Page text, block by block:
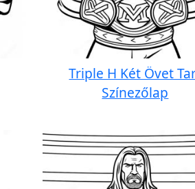
Triple H Két Övet
Színezőlap